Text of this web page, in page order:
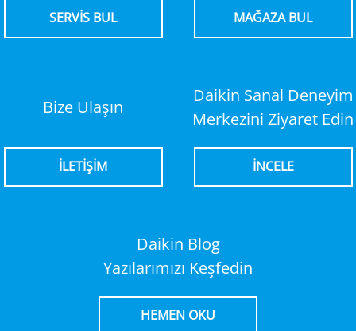
SERVİS BUL MAĞAZA BUL
Bize Ulaşın
İLETİŞİM
Daikin Sanal Deneyim
Merkezini Ziyaret Edin
İNCELE
Daikin Blog
Yazılarımızı Keşfedin
HEMEN OKU